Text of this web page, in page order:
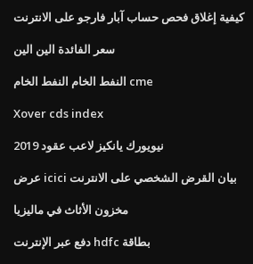
كيفية إغلاق فحص حساب آبار فارجو على الانترنت
سعر الفائدة الين الين
النفط الخام النفط الخام cme
Xover cds index
نيويورك يانكيز لاعب عقود 2019
عرض icici بيان القرض الشخصي على الانترنت
مخزون الأثاث في ماليزيا
دفع عبر الإنترنت hdfc بطاقة